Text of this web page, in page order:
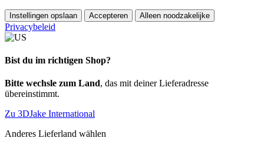
Instellingen opslaan Accepteren Alleen noodzakelijke
Privacybeleid
Bist du im richtigen Shop?
Bitte wechsle zum Land, das mit deiner Lieferadresse
übereinstimmt.
Zu 3DJake International
Anderes Lieferland wählen